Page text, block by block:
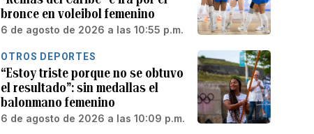
bronce en voleibol femenino
6 de agosto de 2026 a las 10:55 p.m.
OTROS DEPORTES
“Estoy triste porque no se obtuvo
el resultado”: sin medallas el
balonmano femenino
6 de agosto de 2026 a las 10:09 p.m.